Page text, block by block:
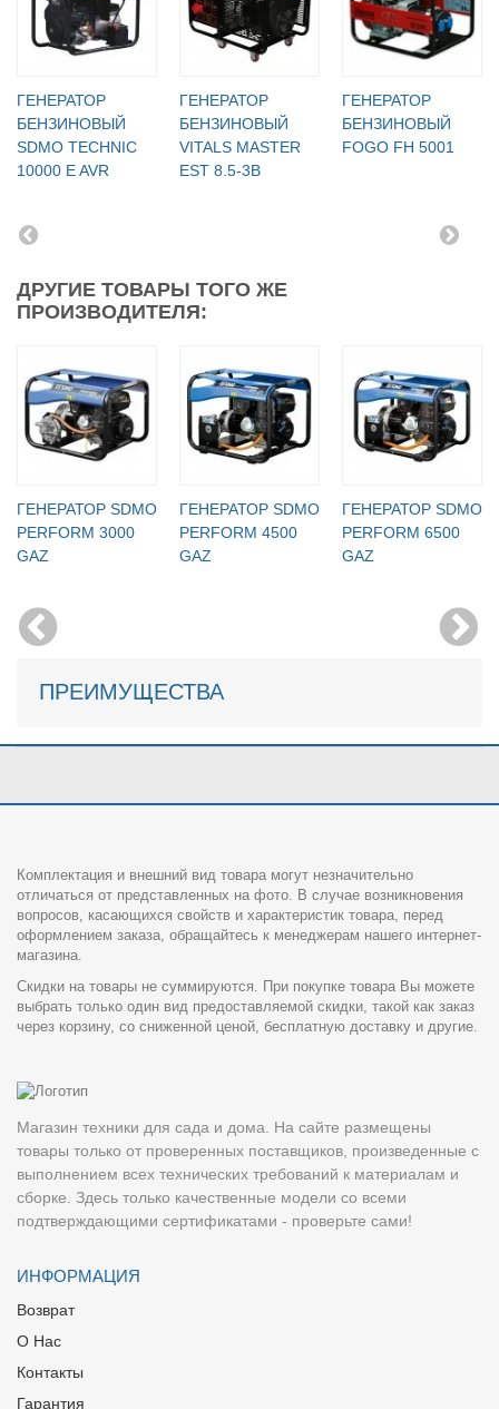
ГЕНЕРАТОР
БЕНЗИНОВЫЙ
SDMO TECHNIC
10000 E AVR
ГЕНЕРАТОР
БЕНЗИНОВЫЙ
VITALS MASTER
EST 8.5-3B
ГЕНЕРАТОР
БЕНЗИНОВЫЙ
FOGO FH 5001
ДРУГИЕ ТОВАРЫ ТОГО ЖЕ
ПРОИЗВОДИТЕЛЯ:
ГЕНЕРАТОР SDMO
PERFORM 3000
GAZ
ГЕНЕРАТОР SDMO
PERFORM 4500
GAZ
ГЕНЕРАТОР SDMO
PERFORM 6500
GAZ
ПРЕИМУЩЕСТВА
Комплектация и внешний вид товара могут незначительно
отличаться от представленных на фото. В случае возникновения
вопросов, касающихся свойств и характеристик товара, перед
оформлением заказа, обращайтесь к менеджерам нашего интернет-
магазина.
Скидки на товары не суммируются. При покупке товара Вы можете
выбрать только один вид предоставляемой скидки, такой как заказ
через корзину, со сниженной ценой, бесплатную доставку и другие.
Магазин техники для сада и дома. На сайте размещены
товары только от проверенных поставщиков, произведенные с
выполнением всех технических требований к материалам и
сборке. Здесь только качественные модели со всеми
подтверждающими сертификатами - проверьте сами!
ИНФОРМАЦИЯ
Возврат
О Нас
Контакты
Гарантия